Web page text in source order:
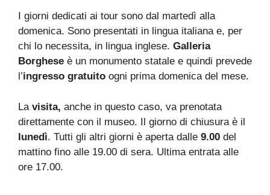
I giorni dedicati ai tour sono dal martedì alla
domenica. Sono presentati in lingua italiana e, per
chi lo necessita, in lingua inglese. Galleria
Borghese è un monumento statale e quindi prevede
l’ingresso gratuito ogni prima domenica del mese.
La visita, anche in questo caso, va prenotata
direttamente con il museo. Il giorno di chiusura è il
lunedì. Tutti gli altri giorni è aperta dalle 9.00 del
mattino fino alle 19.00 di sera. Ultima entrata alle
ore 17.00.